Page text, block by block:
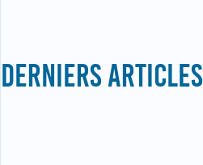
DERNIERS ARTICLES